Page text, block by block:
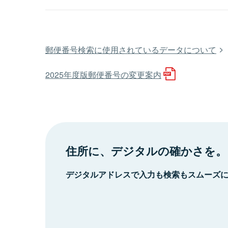
郵便番号検索に使用されているデータについて
2025年度版郵便番号の変更案内
住所に、デジタルの確かさを。
デジタルアドレスで入力も検索もスムーズ